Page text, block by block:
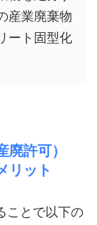
産業廃棄物
ート固型化
許可）
リット
ことで以下の